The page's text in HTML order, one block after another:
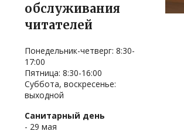
обслуживания
читателей
Понедельник-четверг: 8:30-
17:00
Пятница: 8:30-16:00
Суббота, воскресенье:
выходной
Санитарный день
- 29 мая